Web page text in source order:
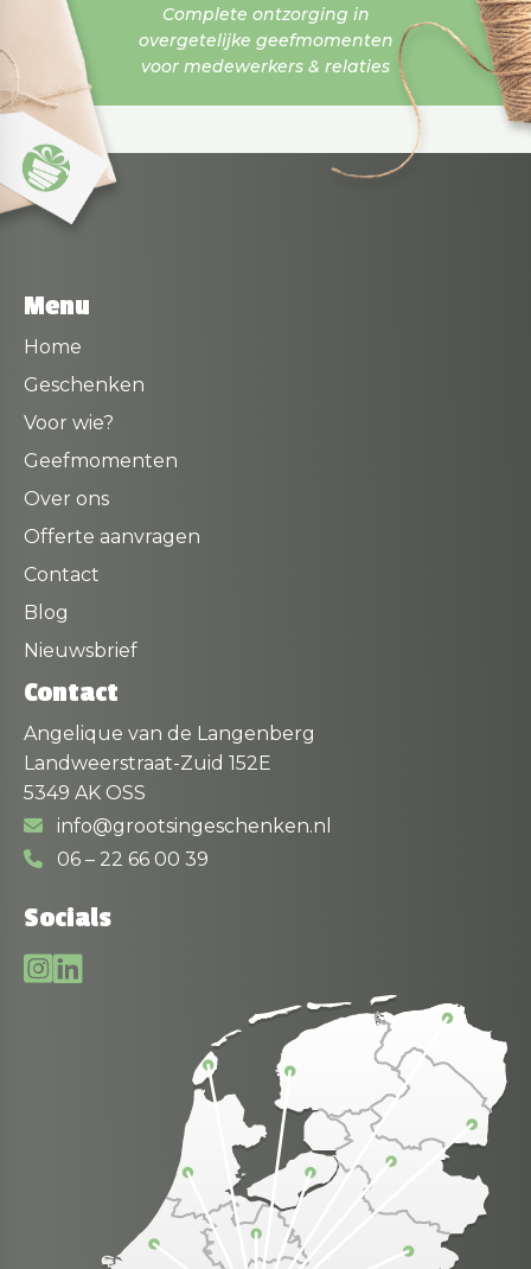
Complete ontzorging in
overgetelijke geefmomenten
voor medewerkers & relaties
Menu
Home
Geschenken
Voor wie?
Geefmomenten
Over ons
Offerte aanvragen
Contact
Blog
Nieuwsbrief
Contact
Angelique van de Langenberg
Landweerstraat-Zuid 152E
5349 AK OSS
info@grootsingeschenken.nl
06 – 22 66 00 39
Socials